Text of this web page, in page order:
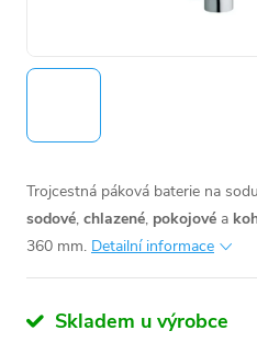
Trojcestná páková baterie na
sodové, chlazené, pokojové a
360 mm. Detailní informace
Skladem u výrobce